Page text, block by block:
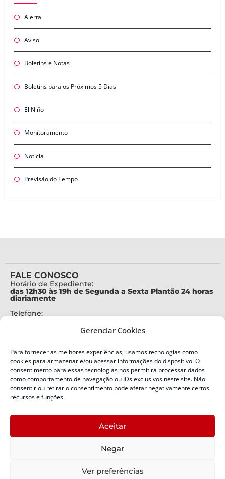
Gerenciar Cookies
Para fornecer as melhores experiências, usamos tecnologias como
cookies para armazenar e/ou acessar informações do dispositivo. O
consentimento para essas tecnologias nos permitirá processar dados
como comportamento de navegação ou IDs exclusivos neste site. Não
consentir ou retirar o consentimento pode afetar negativamente certos
recursos e funções.
Aceitar
Negar
Ver preferências
Alerta
Aviso
Boletins e Notas
Boletins para os Próximos 5 Dias
El Niño
Monitoramento
Notícia
Previsão do Tempo
FALE CONOSCO
Horário de Expediente:
das 12h30 às 19h de Segunda a Sexta Plantão 24 horas
diariamente
Telefone:
Alertas Defesa Civil:
SMS 40199
ENDEREÇO
Defesa Civil do Estado de Santa Catarina
Bairro:
Capoeiras, Florianópolis, SC
Política de Privacidade